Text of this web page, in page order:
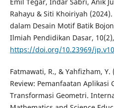
Rahayu & Siti Khoiriyah
dalam Desain Motif Batik
Ilmiah Pendidikan Dasar,
https://doi.org/10.23969/
Fatmawati, R., & Yahfizham,
Review: Pemanfaatan Aplikasi
Transformasi Geometri.